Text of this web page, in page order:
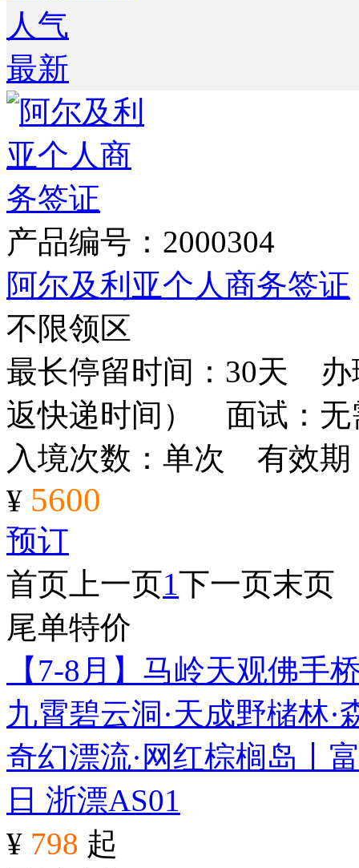
人气
最新
产品编号：2000304
阿尔及利亚个人商务签证
不限领区
最长停留时间：30天 办
返快递时间） 面试：无
入境次数：单次 有效期
¥ 5600
预订
首页 上一页1下一页末页
尾单特价
【7-8月】马岭天观佛手
九霄碧云洞·天成野槠林
奇幻漂流·网红棕榈岛丨
日 浙漂AS01
¥ 798 起